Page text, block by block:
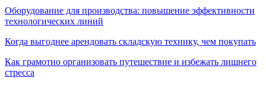
Оборудование для производства: повышение эффективности
технологических линий
Когда выгоднее арендовать складскую технику, чем покупать
Как грамотно организовать путешествие и избежать лишнего
стресса